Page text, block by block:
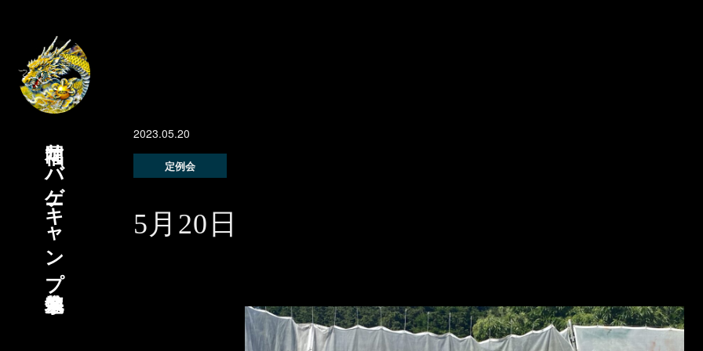
福岡サバゲーキャンプ宗像基地 2023.05.20
定例会
5月20日